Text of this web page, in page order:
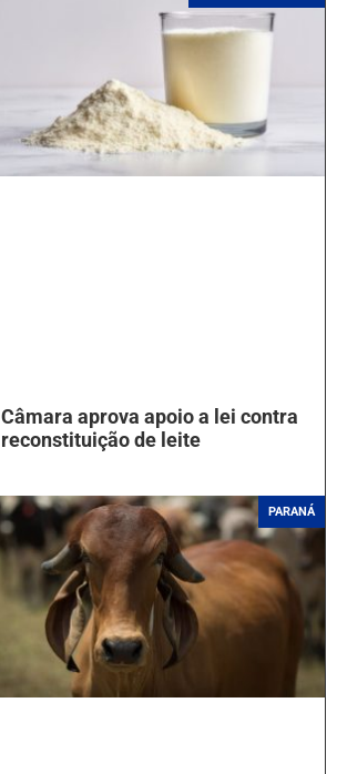
Câmara aprova apoio a lei contra
reconstituição de leite
PARANÁ